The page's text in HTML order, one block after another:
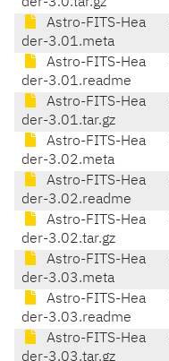
Astro-FITS-Hea
der-3.01.meta
Astro-FITS-Hea
der-3.01.readme
Astro-FITS-Hea
der-3.01.tar.gz
Astro-FITS-Hea
der-3.02.meta
Astro-FITS-Hea
der-3.02.readme
Astro-FITS-Hea
der-3.02.tar.gz
Astro-FITS-Hea
der-3.03.meta
Astro-FITS-Hea
der-3.03.readme
Astro-FITS-Hea
der-3.03.tar.gz